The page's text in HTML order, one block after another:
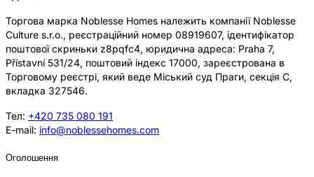
Торгова марка Noblesse Homes належить компанії Noblesse
Culture s.r.o., реєстраційний номер 08919607, ідентифікатор
поштової скриньки z8pqfc4, юридична адреса: Praha 7,
Přístavní 531/24, поштовий індекс 17000, зареєстрована в
Торговому реєстрі, який веде Міський суд Праги, секція C,
вкладка 327546.
Тел: +420 735 080 191
E-mail: info@noblessehomes.com
Оголошення